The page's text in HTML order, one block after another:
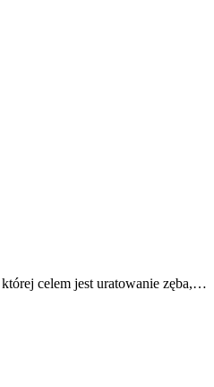
celem jest uratowanie zęba,…